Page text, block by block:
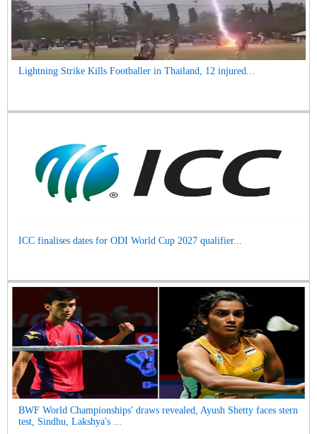
Lightning Strike Kills Footballer in Thailand, 12 injured...
ICC finalises dates for ODI World Cup 2027 qualifier...
BWF World Championships' draws revealed, Ayush Shetty faces stern
test, Sindhu, Lakshya's ...